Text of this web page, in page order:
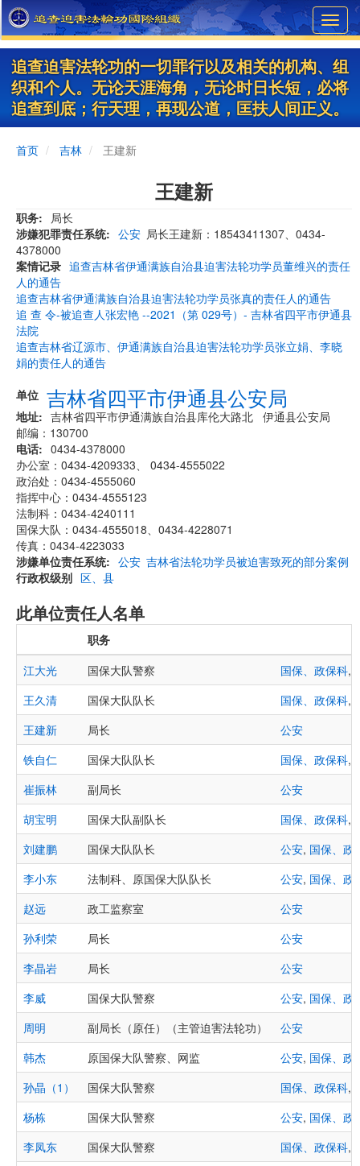
Skip
to
main
content
追查迫害法轮功的一切罪行以及相关的机构、组
织和个人。无论天涯海角，无论时日长短，必将
追查到底；行天理，再现公道，匡扶人间正义。
首页 吉林 王建新
王建新
职务
局长
涉嫌犯罪责任系统
公安 局长王建新：18543411307、0434-
4378000
案情记录 追查吉林省伊通满族自治县迫害法轮功学员董维兴的责任
人的通告
追查吉林省伊通满族自治县迫害法轮功学员张真的责任人的通告
追 查 令-被追查人张宏艳 --2021（第 029号）- 吉林省四平市伊通县
法院
追查吉林省辽源市、伊通满族自治县迫害法轮功学员张立娟、李晓
娟的责任人的通告
单位 吉林省四平市伊通县公安局
地址
吉林省四平市伊通满族自治县库伦大路北 伊通县公安局
邮编：130700
电话
0434-4378000
办公室：0434-4209333、 0434-4555022
政治处：0434-4555060
指挥中心：0434-4555123
法制科：0434-4240111
国保大队：0434-4555018、0434-4228071
传真：0434-4223033
涉嫌单位责任系统
公安 吉林省法轮功学员被迫害致死的部分案例
行政权级别 区、县
此单位责任人名单
职务
江大光
国保大队警察 国保、政保科,
王久清
国保大队队长 国保、政保科,
王建新
局长
公安
铁自仁
国保大队队长 国保、政保科,
崔振林
副局长
公安
胡宝明
国保大队副队长 国保、政保科,
刘建鹏
国保大队队长 公安, 国保、政
李小东
法制科、原国保大队队长 公安, 国保、政
赵远
政工监察室
公安
孙利荣
局长
公安
李晶岩
局长
公安
李威
国保大队警察 公安, 国保、政
周明
副局长（原任）（主管迫害法轮功）
公安
韩杰
原国保大队警察、网监 公安, 国保、政
孙晶（1）
国保大队警察 国保、政保科,
杨栋
国保大队警察 公安, 国保、政
李凤东
国保大队警察 国保、政保科,